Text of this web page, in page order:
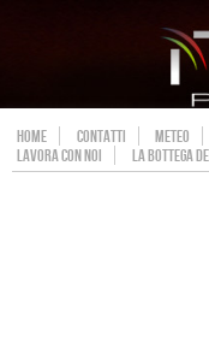
HOME CONTATTI METEO
LAVORA CON NOI
LA BOTTEGA